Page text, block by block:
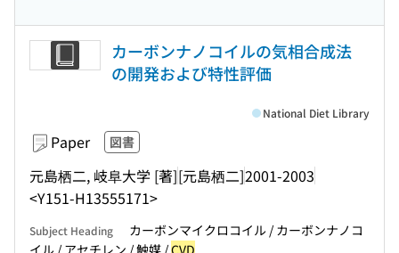
カーボンナノコイルの気相合成法
の開発および特性評価
Paper 図書
元島栖二, 岐阜大学 [著][元島栖二]2001-2003
<Y151-H13555171>
National Diet Library
Subject Heading
カーボンマイクロコイル / カーボンナノコ
イル / アセチレン / 触媒 /CVD